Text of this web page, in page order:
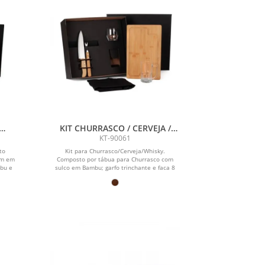
6
em
e
KIT CHURRASCO / CERVEJA /
WHISKY - 6 PÇS
KT-90061
Kit para Churrasco/Cerveja/Whisky.
Composto por tábua para Churrasco com
sulco em Bambu; garfo trinchante e faca 8